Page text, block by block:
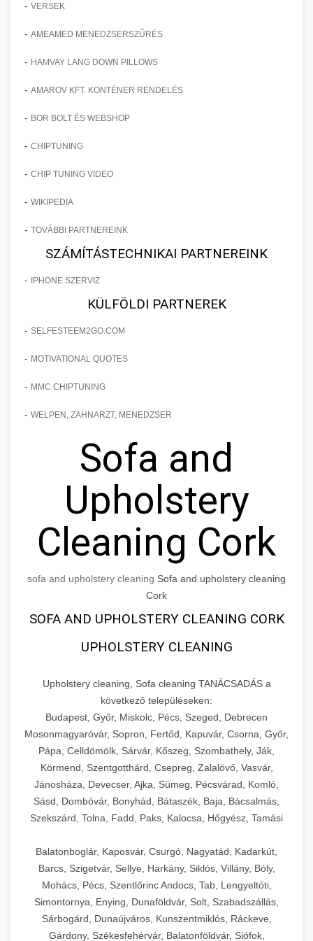
- VERSEK
- AMEAMED MENEDZSERSZŰRÉS
- HAMVAY LANG DOWN PILLOWS
- AMAROV KFT. KONTÉNER RENDELÉS
- BOR BOLT ÉS WEBSHOP
- CHIPTUNING
- CHIP TUNING VIDEO
- WIKIPEDIA
- TOVÁBBI PARTNEREINK
SZÁMÍTÁSTECHNIKAI PARTNEREINK
- IPHONE SZERVIZ
KÜLFÖLDI PARTNEREK
- SELFESTEEM2GO.COM
- MOTIVATIONAL QUOTES
- MMC CHIPTUNING
- WELPEN, ZAHNARZT, MENEDZSER
Sofa and
Upholstery
Cleaning Cork
sofa and upholstery cleaning Sofa and upholstery cleaning
Cork
SOFA AND UPHOLSTERY CLEANING CORK
UPHOLSTERY CLEANING
Upholstery cleaning, Sofa cleaning TANÁCSADÁS a
következő településeken:
Budapest, Győr, Miskolc, Pécs, Szeged, Debrecen
Mosonmagyaróvár, Sopron, Fertőd, Kapuvár, Csorna, Győr,
Pápa, Celldömölk, Sárvár, Kőszeg, Szombathely, Ják,
Körmend, Szentgotthárd, Csepreg, Zalalövő, Vasvár,
Jánosháza, Devecser, Ajka, Sümeg, Pécsvárad, Komló,
Sásd, Dombóvár, Bonyhád, Bátaszék, Baja, Bácsalmás,
Szekszárd, Tolna, Fadd, Paks, Kalocsa, Hőgyész, Tamási
Balatonboglár, Kaposvár, Csurgó, Nagyatád, Kadarkút,
Barcs, Szigetvár, Sellye, Harkány, Siklós, Villány, Bóly,
Mohács, Pécs, Szentlőrinc Andocs, Tab, Lengyeltóti,
Simontornya, Enying, Dunaföldvár, Solt, Szabadszállás,
Sárbogárd, Dunaújváros, Kunszentmiklós, Ráckeve,
Gárdony, Székesfehérvár, Balatonföldvár, Siófok,